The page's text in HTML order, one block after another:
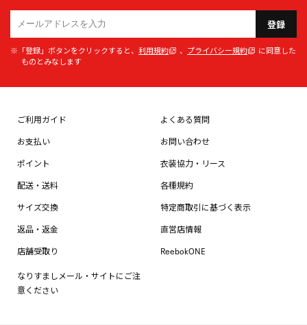
登録
※「登録」ボタンをクリックすると、 利用規約 、 プライバシー規約
に同意した
ものとみなします
ご利用ガイド
お支払い
ポイント
配送・送料
サイズ交換
返品・返金
店舗受取り
なりすましメール・サイトにご注
意ください
よくある質問
お問い合わせ
衣装協力・リース
各種規約
特定商取引に基づく表示
直営店情報
ReebokONE